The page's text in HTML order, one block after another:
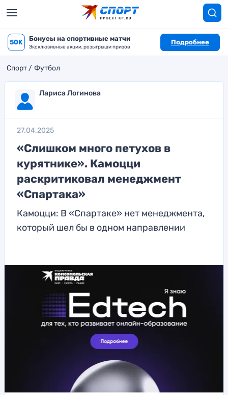
50K Бонусы на спортивные матчи
Эксклюзивные акции, розыгрыши призов
Подробнее
Спорт Футбол
Лариса Логинова
27.04.2025
«Слишком много петухов в
курятнике». Камоцци
раскритиковал менеджмент
«Спартака»
Камоцци: В «Спартаке» нет менеджмента,
который шел бы в одном направлении